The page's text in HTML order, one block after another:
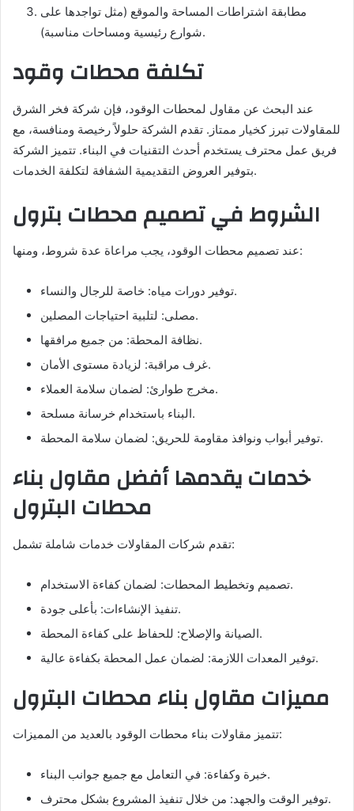
مطابقة اشتراطات المساحة والموقع (مثل تواجدها على
شوارع رئيسية ومساحات مناسبة).
تكلفة محطات وقود
عند البحث عن مقاول لمحطات الوقود، فإن شركة فخر الشرق
للمقاولات تبرز كخيار ممتاز. تقدم الشركة حلولاً رخيصة ومنافسة، مع
فريق عمل محترف يستخدم أحدث التقنيات في البناء. تتميز الشركة
بتوفير العروض التقديمية الشفافة لتكلفة الخدمات.
الشروط في تصميم محطات بترول
عند تصميم محطات الوقود، يجب مراعاة عدة شروط، ومنها:
توفير دورات مياه: خاصة للرجال والنساء.
مصلى: لتلبية احتياجات المصلين.
نظافة المحطة: من جميع مرافقها.
غرف مراقبة: لزيادة مستوى الأمان.
مخرج طوارئ: لضمان سلامة العملاء.
البناء باستخدام خرسانة مسلحة.
توفير أبواب ونوافذ مقاومة للحريق: لضمان سلامة المحطة.
خدمات يقدمها أفضل مقاول بناء
محطات البترول
تقدم شركات المقاولات خدمات شاملة تشمل:
تصميم وتخطيط المحطات: لضمان كفاءة الاستخدام.
تنفيذ الإنشاءات: بأعلى جودة.
الصيانة والإصلاح: للحفاظ على كفاءة المحطة.
توفير المعدات اللازمة: لضمان عمل المحطة بكفاءة عالية.
مميزات مقاول بناء محطات البترول
تتميز مقاولات بناء محطات الوقود بالعديد من المميزات:
خبرة وكفاءة: في التعامل مع جميع جوانب البناء.
توفير الوقت والجهد: من خلال تنفيذ المشروع بشكل محترف.